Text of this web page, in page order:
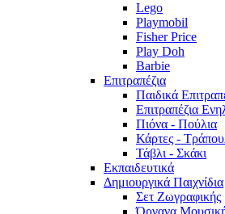
Lego
Playmobil
Fisher Price
Play Doh
Barbie
Επιτραπέζια
Παιδικά
Επιτραπέζια
Πιόνα - Πούλια
Κάρτες -
Τάβλι - Σκάκι
Εκπαιδευτικά
Δημιουργικά Παιχνίδια
Σετ Ζωγραφικής